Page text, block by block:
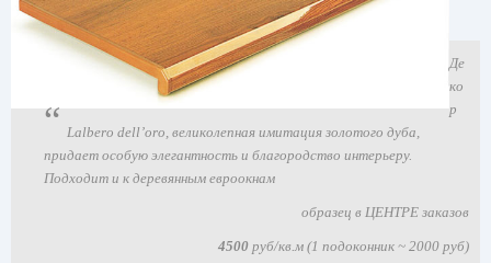
Де
ко
р
Lalbero dell’oro, великолепная имитация золотого дуба,
придает особую элегантность и благородство интерьеру.
Подходит и к деревянным евроокнам
образец в ЦЕНТРЕ заказов
4500 руб/кв.м (1 подоконник ~ 2000 руб)